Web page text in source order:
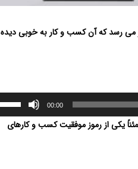
می رسد که آن کسب و کار به خوبی دیده
00:00
یکی از رموز موفقیت کسب و کارهای